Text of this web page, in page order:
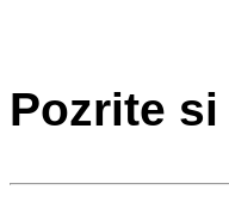
Pozrite